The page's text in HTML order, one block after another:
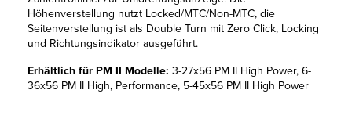
Höhenverstellung nutzt Locked/MTC/Non-MTC, die
Seitenverstellung ist als Double Turn mit Zero Click, Locking
und Richtungsindikator ausgeführt.
Erhältlich für PM II Modelle: 3-27x56 PM II High Power, 6-
36x56 PM II High, Performance, 5-45x56 PM II High Power